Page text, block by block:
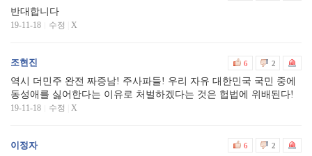
반대합니다
19-11-18 수정 X
조현진 6 2
역시 더민주 완전 짜증남! 주사파들! 우리 자유 대한민국 국민 중에
동성애를 싫어한다는 이유로 처벌하겠다는 것은 헙법에 위배된다!
19-11-18 수정 X
이정자 6 2